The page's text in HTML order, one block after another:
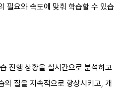
필요와 속도에 맞춰 학습할 수 있습
진행 상황을 실시간으로 분석하고
의 질을 지속적으로 향상시키고, 개